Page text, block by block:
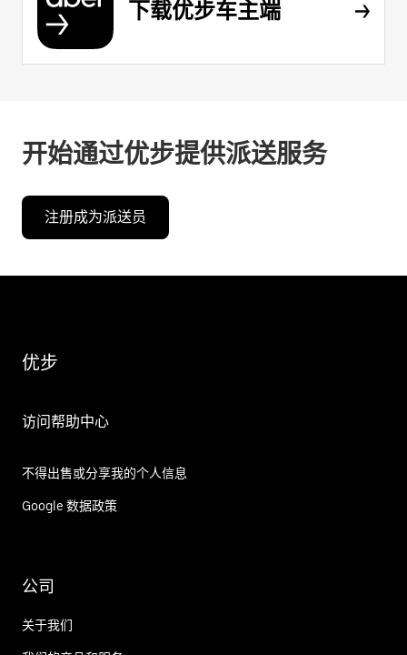
下载优步车主端
开始通过优步提供派送服务
注册成为派送员
优步
访问帮助中心
不得出售或分享我的个人信息
Google 数据政策
公司
关于我们